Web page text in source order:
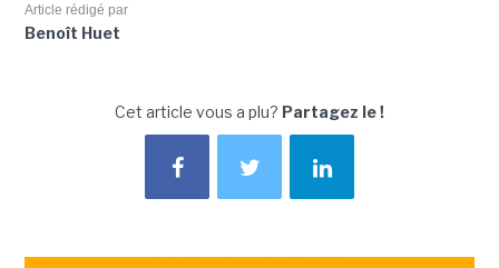
Article rédigé par
Benoît Huet
Cet article vous a plu? Partagez le !